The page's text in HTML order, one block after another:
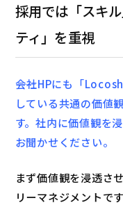
採用では「スキ
ティ」を重視
――会社HPにも「
している共通の価値
す。社内に価値観を
お聞かせください。
まず価値観を浸透さ
リーマネジメントで